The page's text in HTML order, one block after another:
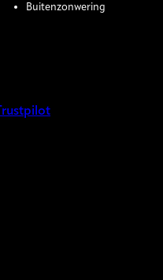
Buitenzonwering
Trustpilot